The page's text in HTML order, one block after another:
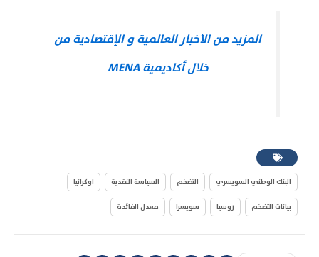
المزيد من الأخبار العالمية و الإقتصادية من
خلال أكاديمية MENA
البنك الوطني السويسري التضخم السياسة النقدية اوكرانيا
بيانات التضخم روسيا سويسرا معدل الفائدة